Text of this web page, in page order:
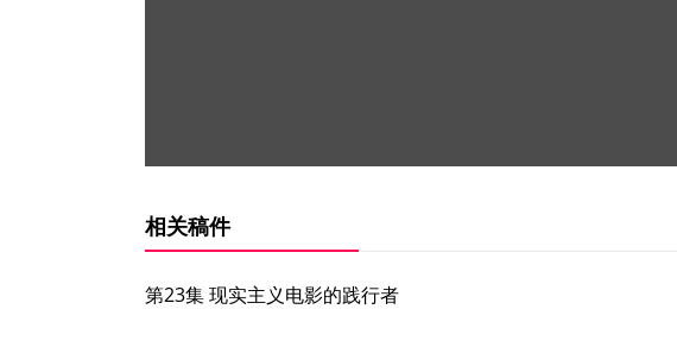
相关稿件
第23集 现实主义电影的践行者